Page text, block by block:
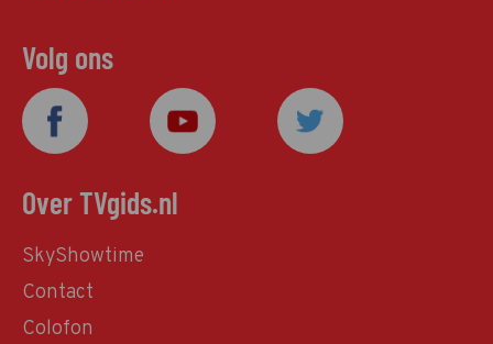
Volg ons
Over TVgids.nl
SkyShowtime
Contact
Colofon